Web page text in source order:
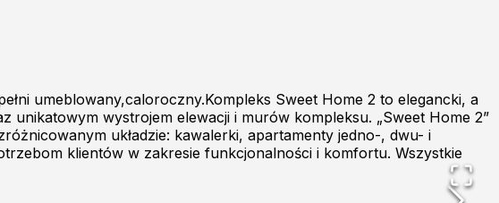
umeblowany,caloroczny.Kompleks Sweet Home 2 to elegancki, a
wystrojem elewacji i murów kompleksu. „Sweet Home 2”
układzie: kawalerki, apartamenty jedno-, dwu- i
klientów w zakresie funkcjonalności i komfortu. Wszystkie